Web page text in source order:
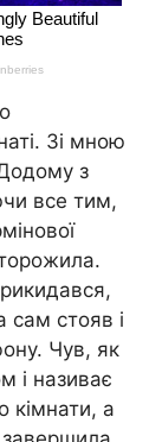
Зі мною
з
все тим,
сам стояв і
Чув, як
і називає
кімнати, а